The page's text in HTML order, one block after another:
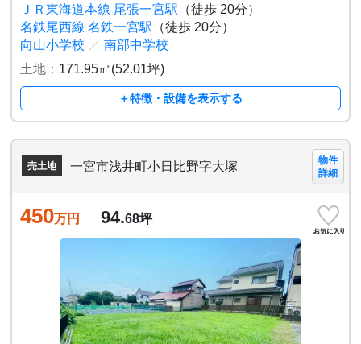
ＪＲ東海道本線 尾張一宮駅 （徒歩 20分）
名鉄尾西線 名鉄一宮駅 （徒歩 20分）
向山小学校 ／ 南部中学校
土地： 171.95㎡(52.01坪)
＋特徴・設備を表示する
売土地 一宮市浅井町小日比野字大塚
物件
詳細
450万円 94.68坪